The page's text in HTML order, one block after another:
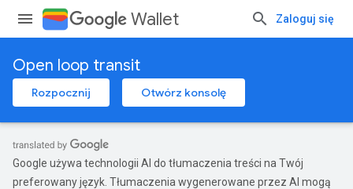
Wallet Zaloguj się
Open loop transit
Rozpocznij Otwórz konsolę
Google używa technologii AI do tłumaczenia treści na Twój
preferowany język. Tłumaczenia wygenerowane przez AI mogą